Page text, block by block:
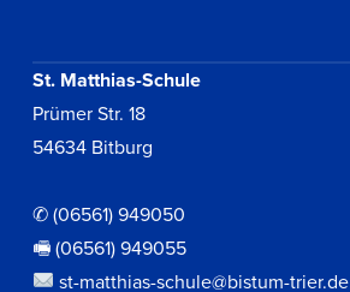
St. Matthias-Schule
Prümer Str. 18
54634 Bitburg
✆ (06561) 949050
🖷 (06561) 949055
st-matthias-schule@bistum-trier.de